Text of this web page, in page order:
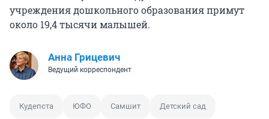
учреждения дошкольного образования примут
около 19,4 тысячи малышей.
Анна Грицевич
Ведущий корреспондент
Кудепста ЮФО Самшит Детский сад